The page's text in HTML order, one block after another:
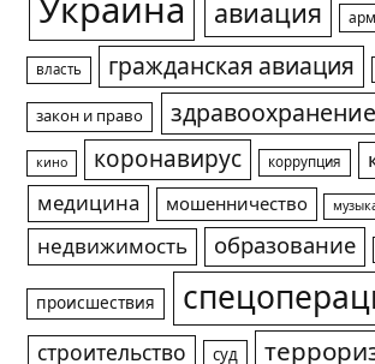
Украина авиация
власть гражданская авиация
закон и право здравоохранение
кино коронавирус коррупция
медицина
мошенничество
недвижимость
образование
происшествия
строительство суд